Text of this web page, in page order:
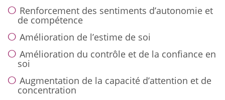
Renforcement des sentiments d’autonomie et
de compétence
Amélioration de l’estime de soi
Amélioration du contrôle et de la confiance en
soi
Augmentation de la capacité d’attention et de
concentration